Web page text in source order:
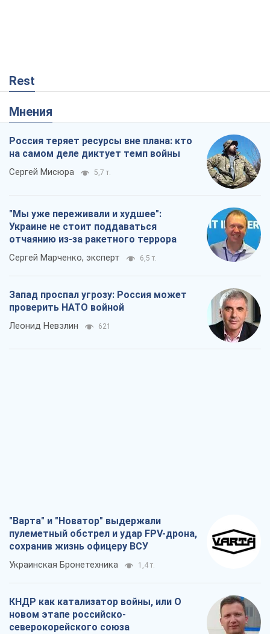
Rest
Мнения
Россия теряет ресурсы вне плана: кто
на самом деле диктует темп войны
Сергей Мисюра 5,7 т.
"Мы уже переживали и худшее":
Украине не стоит поддаваться
отчаянию из-за ракетного террора
Сергей Марченко, эксперт 6,5 т.
Запад проспал угрозу: Россия может
проверить НАТО войной
Леонид Невзлин 621
"Варта" и "Новатор" выдержали
пулеметный обстрел и удар FPV-дрона,
сохранив жизнь офицеру ВСУ
Украинская Бронетехника 1,4 т.
КНДР как катализатор войны, или О
новом этапе российско-
северокорейского союза